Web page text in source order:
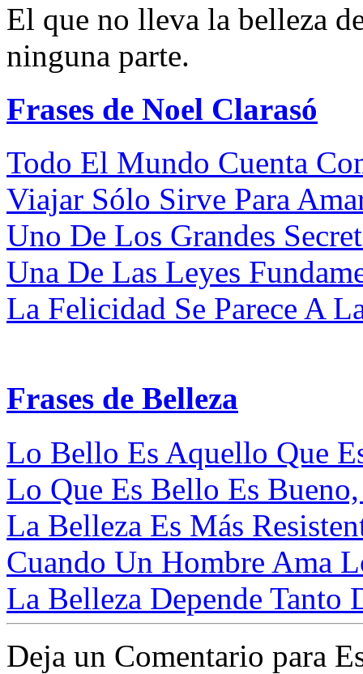
El que no lleva la belleza
ninguna parte.
Frases de Noel Clarasó
Todo El Mundo Cuenta
Viajar Sólo Sirve Para
Uno De Los Grandes
Una De Las Leyes
La Felicidad Se Parece A
Frases de Belleza
Lo Bello Es Aquello Que
Lo Que Es Bello Es
La Belleza Es Más
Cuando Un Hombre Ama
La Belleza Depende Tanto
Deja un Comentario para